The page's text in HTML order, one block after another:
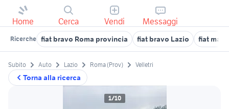
Home Cerca Vendi Messaggi
Ricerche fiat bravo Roma provincia fiat bravo Lazio fiat
Torna alla ricerca
Subito Auto Lazio Roma (Prov) Velletri
1/10